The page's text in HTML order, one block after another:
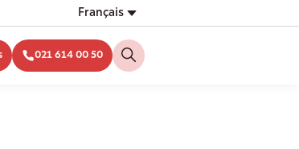
Français
021 614 00 50